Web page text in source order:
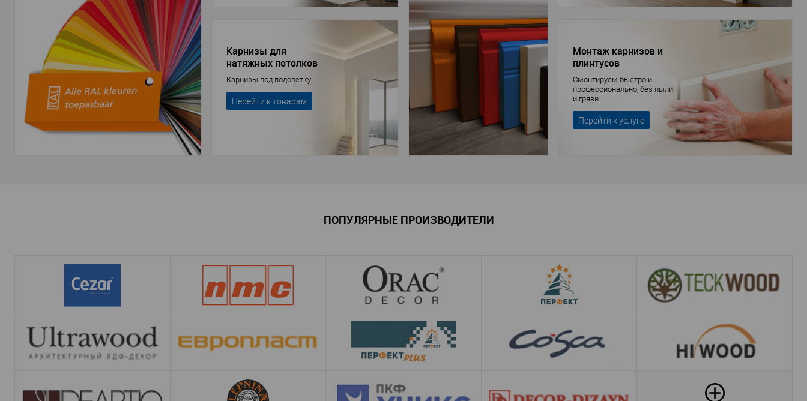
Карнизы для
натяжных потолков
Карнизы под подсветку
Перейти к товарам
Монтаж карнизов и
плинтусов
Смонтируем быстро и
профессионально, без пыли
и грязи.
Перейти к услуге
ПОПУЛЯРНЫЕ ПРОИЗВОДИТЕЛИ